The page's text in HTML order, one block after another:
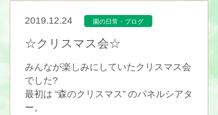
2019.12.24 園の日常・ブログ
☆クリスマス会☆
みんなが楽しみにしていたクリスマス会
でした?
最初は “森のクリスマス” のパネルシアタ
ー。